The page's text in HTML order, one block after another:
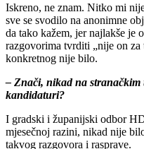
Iskreno, ne znam. Nitko mi
sve se svodilo na anonimne
da tako kažem, jer najlakše je
razgovorima tvrditi „nije on za
konkretnog nije bilo.
– Znači, nikad na stranačkim
kandidaturi?
I gradski i županijski odbor
mjesečnoj razini, nikad nije
takvog razgovora i rasprave.